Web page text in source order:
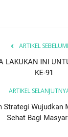
ARTIKEL
LAKUKAN INI
KE-91
ARTIKEL
Strategi Wujudkan
Sehat Bagi